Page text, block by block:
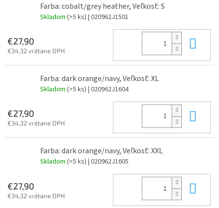
Farba: cobalt/grey heather, Veľkosť: S
Skladom (>5 ks) | 020962J1501
€27,90
€34,32 vrátane DPH
Farba: dark orange/navy, Veľkosť: XL
Skladom (>5 ks) | 020962J1604
€27,90
€34,32 vrátane DPH
Farba: dark orange/navy, Veľkosť: XXL
Skladom (>5 ks) | 020962J1605
€27,90
€34,32 vrátane DPH